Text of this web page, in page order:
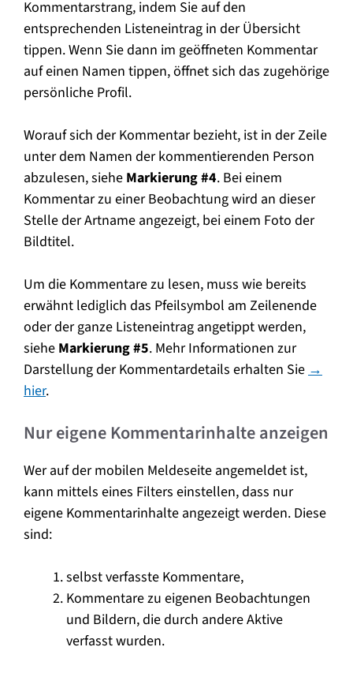
Kommentarstrang, indem Sie auf den
entsprechenden Listeneintrag in der Übersicht
tippen. Wenn Sie dann im geöffneten Kommentar
auf einen Namen tippen, öffnet sich das zugehörige
persönliche Profil.
Worauf sich der Kommentar bezieht, ist in der Zeile
unter dem Namen der kommentierenden Person
abzulesen, siehe Markierung #4. Bei einem
Kommentar zu einer Beobachtung wird an dieser
Stelle der Artname angezeigt, bei einem Foto der
Bildtitel.
Um die Kommentare zu lesen, muss wie bereits
erwähnt lediglich das Pfeilsymbol am Zeilenende
oder der ganze Listeneintrag angetippt werden,
siehe Markierung #5. Mehr Informationen zur
Darstellung der Kommentardetails erhalten Sie→
hier.
Nur eigene Kommentarinhalte anzeigen
Wer auf der mobilen Meldeseite angemeldet ist,
kann mittels eines Filters einstellen, dass nur
eigene Kommentarinhalte angezeigt werden. Diese
sind:
selbst verfasste Kommentare,
Kommentare zu eigenen Beobachtungen
und Bildern, die durch andere Aktive
verfasst wurden.